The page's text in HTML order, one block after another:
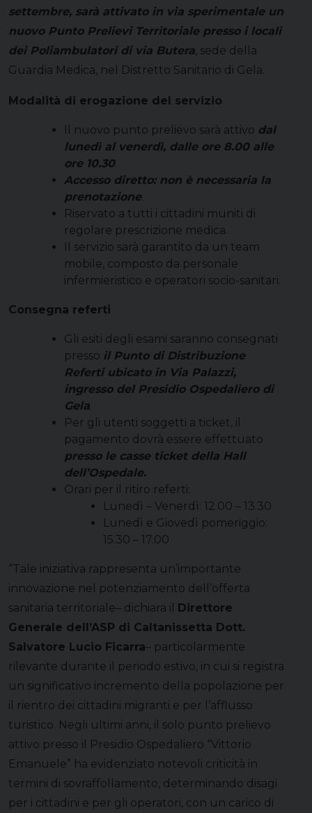
settembre, sarà attivato in via sperimentale un
nuovo Punto Prelievi Territoriale presso i locali
dei Poliambulatori di via Butera, sede della
Guardia Medica, nel Distretto Sanitario di Gela.
Modalità di erogazione del servizio
Il nuovo punto prelievo sarà attivo dal
lunedì al venerdì, dalle ore 8.00 alle
ore 10.30.
Accesso diretto: non è necessaria la
prenotazione.
Riservato a tutti i cittadini muniti di
regolare prescrizione medica.
Il servizio sarà garantito da un team
mobile, composto da personale
infermieristico e operatori socio-sanitari.
Consegna referti
Gli esiti degli esami saranno consegnati
presso il Punto di Distribuzione
Referti ubicato in Via Palazzi,
ingresso del Presidio Ospedaliero di
Gela.
Per gli utenti soggetti a ticket, il
pagamento dovrà essere effettuato
presso le casse ticket della Hall
dell’Ospedale.
Orari per il ritiro referti:
Lunedì – Venerdì: 12.00 – 13.30
Lunedì e Giovedì pomeriggio:
15.30 – 17.00
“Tale iniziativa rappresenta un’importante
innovazione nel potenziamento dell’offerta
sanitaria territoriale– dichiara il
Direttore
Generale dell’ASP di Caltanissetta Dott.
Salvatore Lucio Ficarra– particolarmente
rilevante durante il periodo estivo, in cui si registra
un significativo incremento della popolazione per
il rientro dei cittadini migranti e per l’afflusso
turistico. Negli ultimi anni, il solo punto prelievo
attivo presso il Presidio Ospedaliero “Vittorio
Emanuele” ha evidenziato notevoli criticità in
termini di sovraffollamento, determinando disagi
per i cittadini e per gli operatori, con un carico di